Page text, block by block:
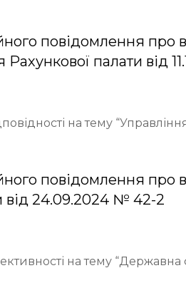
повідомлення про
палати від
на тему
повідомлення про
від 24.09.2024 № 42-2
на тему